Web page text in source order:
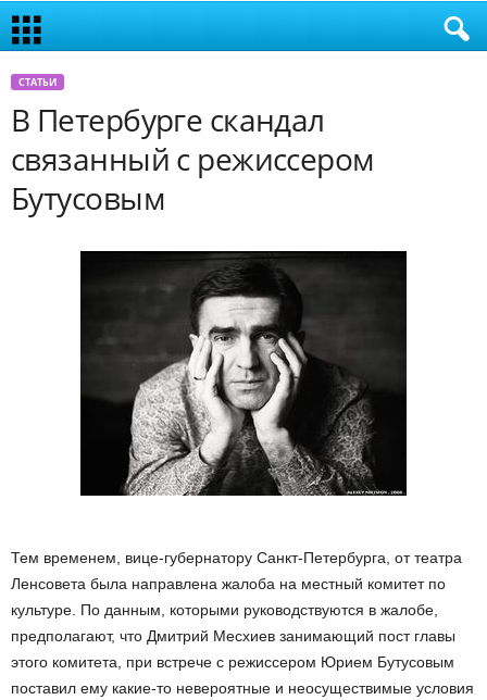
СТАТЬИ
В Петербурге скандал
связанный с режиссером
Бутусовым
Тем временем, вице-губернатору Санкт-Петербурга, от театра
Ленсовета была направлена жалоба на местный комитет по
культуре. По данным, которыми руководствуются в жалобе,
предполагают, что Дмитрий Месхиев занимающий пост главы
этого комитета, при встрече с режиссером Юрием Бутусовым
поставил ему какие-то невероятные и неосуществимые условия